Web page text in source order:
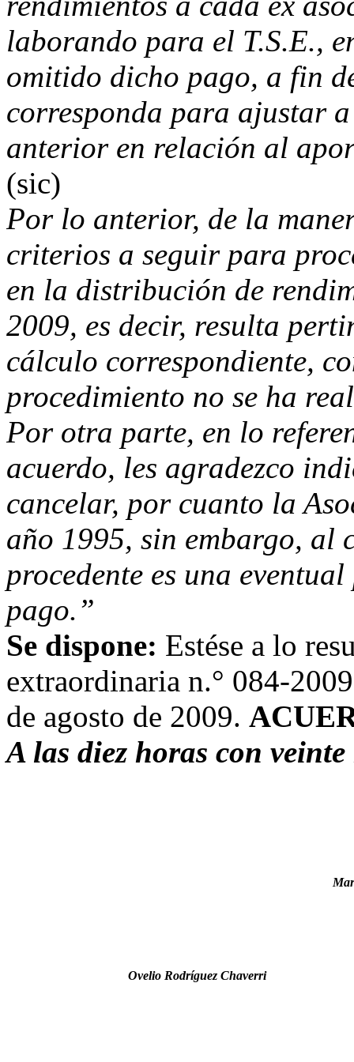
laborando para el T.S.E.,
omitido dicho pago, a fin
corresponda para ajustar
anterior en relación al
(sic)
Por lo anterior, de la
criterios a seguir para
en la distribución de
2009, es decir, resulta
cálculo correspondiente,
procedimiento no se ha
Por otra parte, en lo
acuerdo, les agradezco
cancelar, por cuanto la
año 1995, sin embargo, al
procedente es una
pago.”
Se dispone: Estése a lo
extraordinaria n.° 084-
de agosto de 2009.
A las diez horas con
Ovelio Rodríguez Chaverri